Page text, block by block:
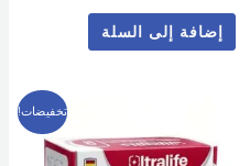
إضافة إلى السلة
تخفيضات!
هو:
1,600 EGP.
السعر
الحالي
هو:
1,299 EGP.